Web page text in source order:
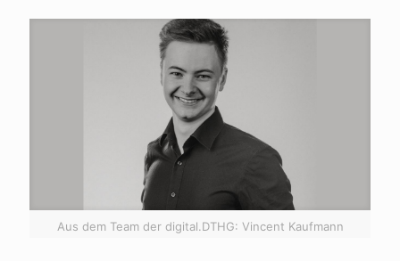
Aus dem Team der digital.DTHG: Vincent Kaufmann